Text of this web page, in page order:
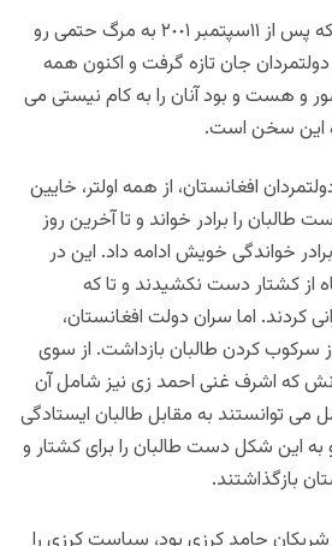
پس از ١١سپتمبر ٢٠٠١ به مرگ حتمی رو
جان تازه گرفت و اکنون همه
و هست و بود آنان را به کام نیستی می
این سخن است.
افغانستان، از همه اولتر، خایین
طالبان را برادر خواند و تا آخرین روز
خواندگی خویش ادامه داد. این در
از کشتار دست نکشیدند و تا که
کردند. اما سران دولت افغانستان،
از سرکوب کردن طالبان بازداشت. از سوی
که اشرف غنی احمد زی نیز شامل آن
می توانستند به مقابل طالبان ایستادگی
این شکل دست طالبان را برای کشتار و
بازگذاشتند.